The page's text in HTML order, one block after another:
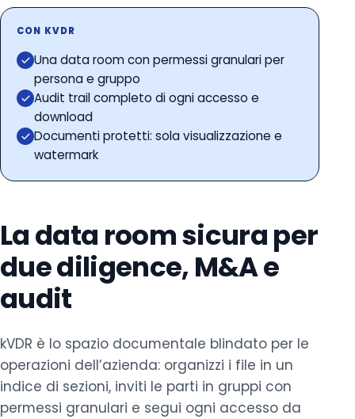
CON KVDR
Una data room con permessi granulari per
persona e gruppo
Audit trail completo di ogni accesso e
download
Documenti protetti: sola visualizzazione e
watermark
La data room sicura per
due diligence, M&A e
audit
kVDR è lo spazio documentale blindato per le
operazioni dell’azienda: organizzi i file in un
indice di sezioni, inviti le parti in gruppi con
permessi granulari e segui ogni accesso da